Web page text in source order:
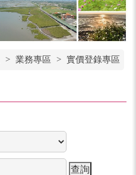
> 業務專區 > 實價登錄專區